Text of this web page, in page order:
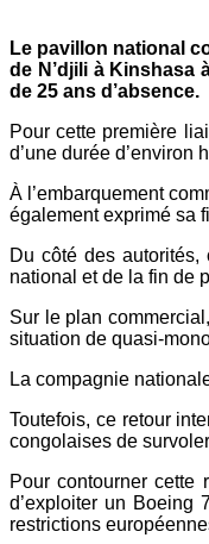
Le pavillon national
de N’djili à Kinshasa
de 25 ans d’absence.
Pour cette première
d’une durée d’environ
À l’embarquement
également exprimé sa
Du côté des
national et de la fin de
Sur le plan
situation de quasi-
La compagnie
Toutefois, ce retour
congolaises de
Pour contourner
d’exploiter un Boeing
restrictions